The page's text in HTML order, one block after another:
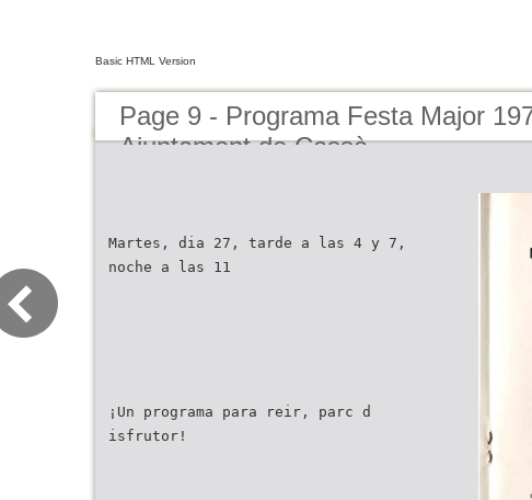
Basic HTML Version
Page 9 - Programa Festa Major
Ajuntament de Cassà
Martes, dia 27, tarde a las 4 y 7,
noche a las 11
¡Un programa para reir, parc d
isfrutor!